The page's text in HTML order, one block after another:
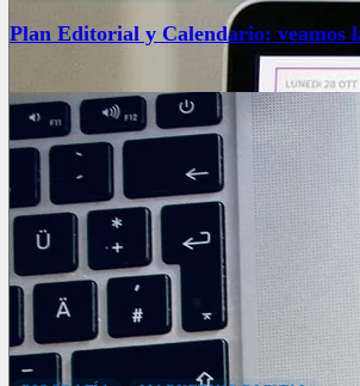
Plan Editorial y Calendario: veamos